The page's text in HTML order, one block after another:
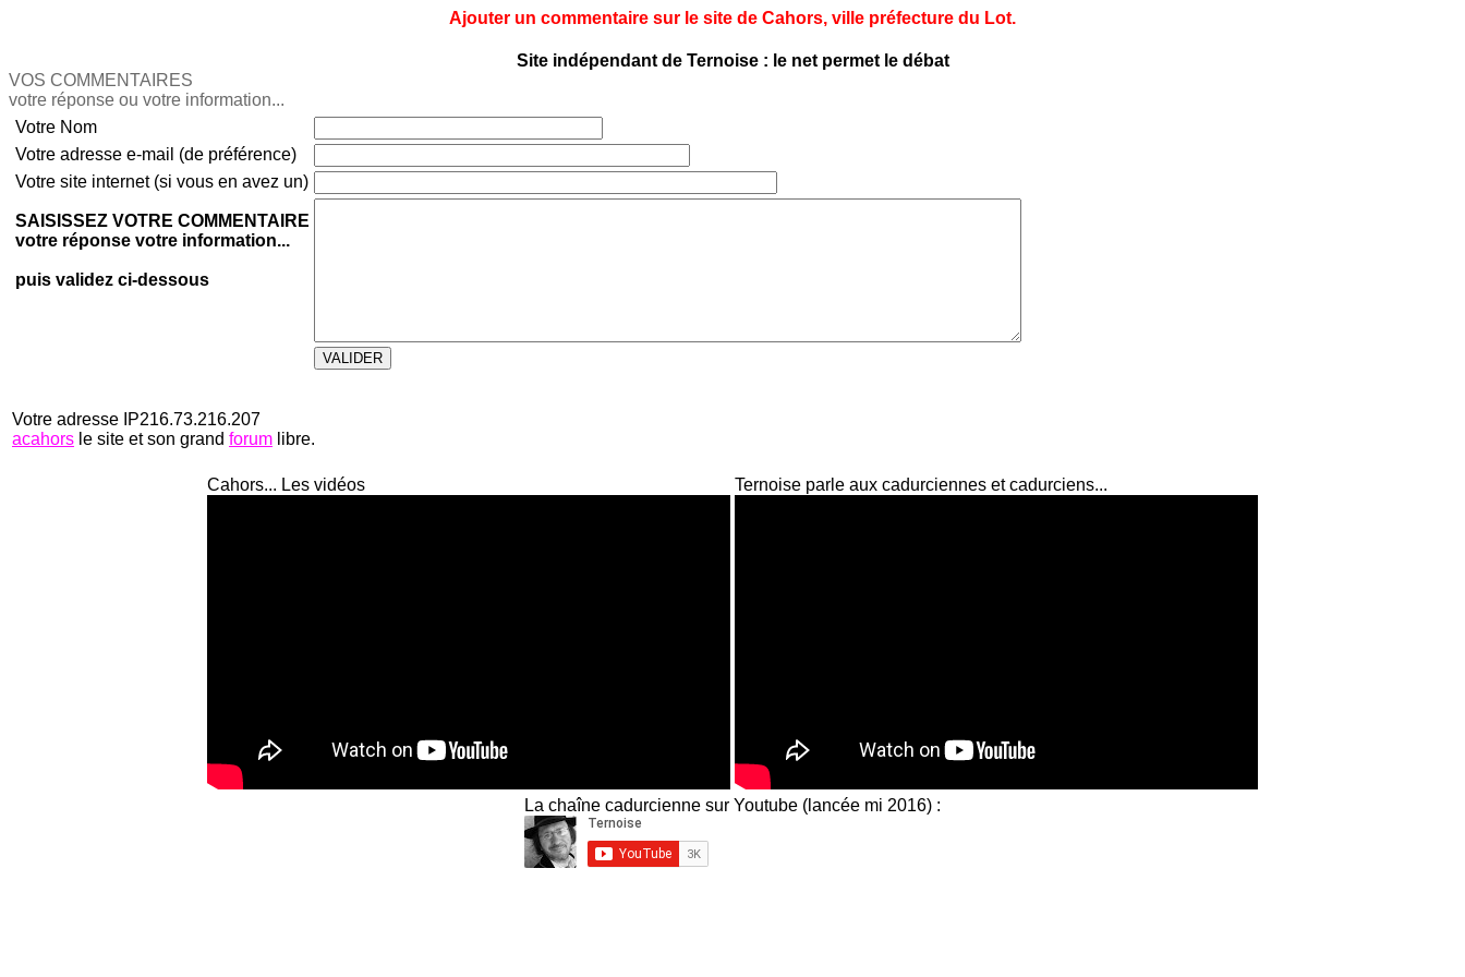
Ajouter un commentaire sur le site de Cahors, ville préfecture du Lot.
Site indépendant de Ternoise : le net permet le débat
VOS COMMENTAIRES
votre réponse ou votre information...
Votre Nom
Votre adresse e-mail (de préférence)
Votre site internet (si vous en avez un)
SAISISSEZ VOTRE COMMENTAIRE
votre réponse votre information...
puis validez ci-dessous
Votre adresse IP216.73.216.207
acahors le site et son grand forum libre.
Cahors... Les vidéos Ternoise parle aux cadurciennes et cadurciens...
La chaîne cadurcienne sur Youtube (lancée mi 2016) :